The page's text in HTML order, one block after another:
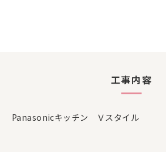
工事内容
Panasonicキッチン Ｖスタイル